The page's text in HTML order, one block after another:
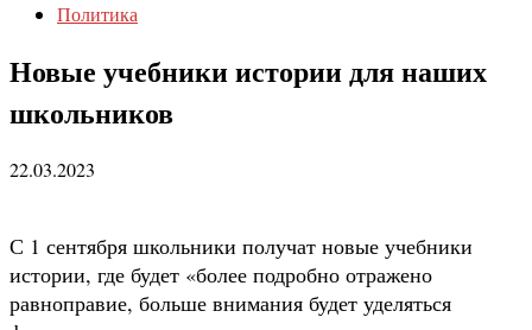
Политика
Новые учебники истории для наших
школьников
22.03.2023
С 1 сентября школьники получат новые учебники
истории, где будет «более подробно отражено
равноправие, больше внимания будет уделяться